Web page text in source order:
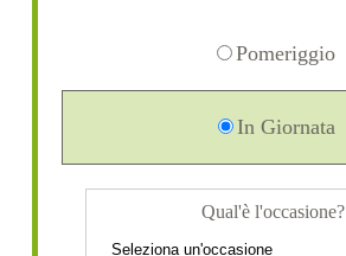
Pomeriggio
In Giornata
Qual'è l'occasione?